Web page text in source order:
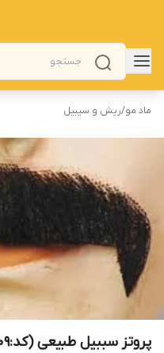
ماد مو/ریش و سیبیل
پروتز سببیل طبیعی (کد:4509)